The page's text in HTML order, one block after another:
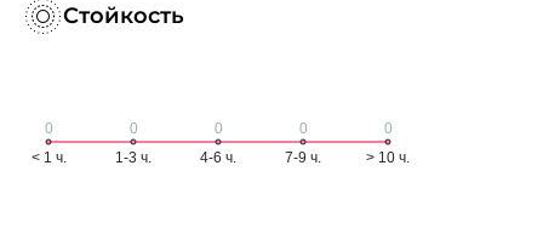
Стойкость